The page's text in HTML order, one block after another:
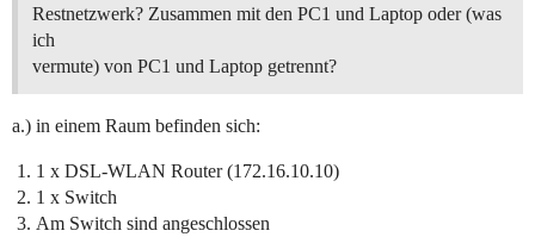
Restnetzwerk? Zusammen mit den PC1 und Laptop oder (was
ich
vermute) von PC1 und Laptop getrennt?
a.) in einem Raum befinden sich:
1 x DSL-WLAN Router (172.16.10.10)
1 x Switch
Am Switch sind angeschlossen